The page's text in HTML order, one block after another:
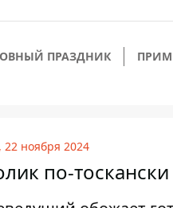
ПРАЗДНИК
22 ноября 2024
по-